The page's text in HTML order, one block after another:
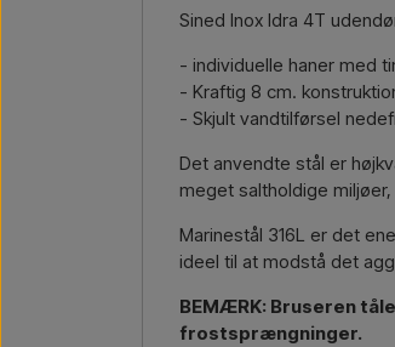
Sined Inox Idra 4T
- individuelle haner med
- Kraftig 8 cm.
- Skjult vandtilførsel
Det anvendte stål er
meget saltholdige
Marinestål 316L er det
ideel til at modstå det
BEMÆRK: Bruseren
frostsprængninger.